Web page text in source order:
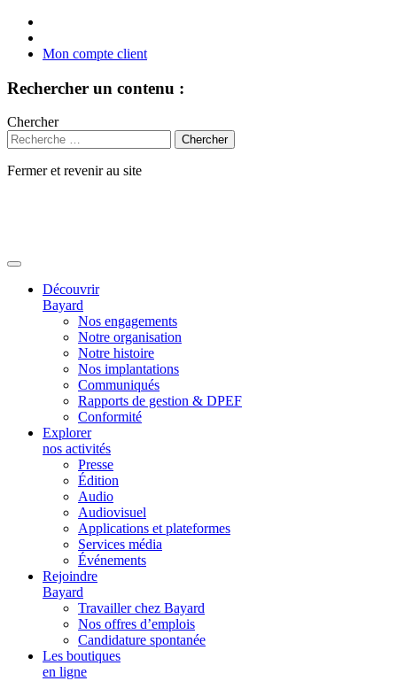
Mon compte client
Rechercher un contenu :
Chercher
Fermer et revenir au site
Découvrir
Bayard
Nos engagements
Notre organisation
Notre histoire
Nos implantations
Communiqués
Rapports de gestion & DPEF
Conformité
Explorer
nos activités
Presse
Édition
Audio
Audiovisuel
Applications et plateformes
Services média
Événements
Rejoindre
Bayard
Travailler chez Bayard
Nos offres d’emplois
Candidature spontanée
Les boutiques
en ligne